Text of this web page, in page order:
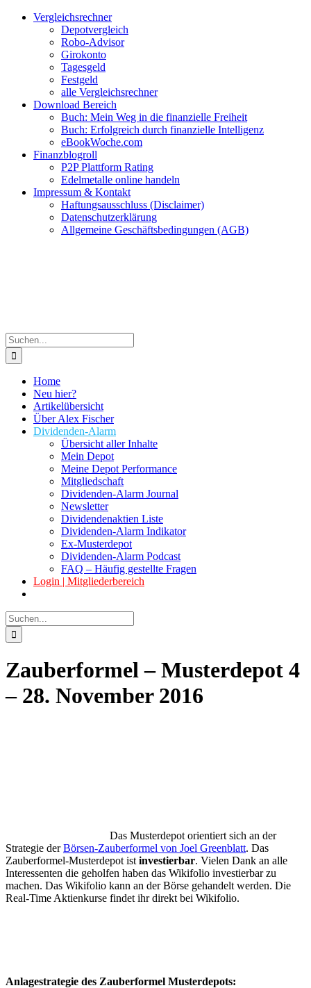
Zum
Facebook
Twitter
Instagram
Pinterest
YouTubeVergleichsrechner
Depotvergleich
Robo-Advisor
Girokonto
Tagesgeld
Festgeld
alle Vergleichsrechner
Download Bereich
Buch: Mein Weg in die finanzielle Freiheit
Buch: Erfolgreich durch finanzielle Intelligenz
eBookWoche.com
Finanzblogroll
P2P Plattform Rating
Edelmetalle online handeln
Impressum & Kontakt
Haftungsausschluss (Disclaimer)
Datenschutzerklärung
Allgemeine Geschäftsbedingungen (AGB)
Suche
nach:
Home
Neu hier?
Artikelübersicht
Über Alex Fischer
Dividenden-Alarm
Übersicht aller Inhalte
Mein Depot
Meine Depot Performance
Mitgliedschaft
Dividenden-Alarm Journal
Newsletter
Dividendenaktien Liste
Dividenden-Alarm Indikator
Ex-Musterdepot
Dividenden-Alarm Podcast
FAQ – Häufig gestellte Fragen
Login | Mitgliederbereich
Suche
nach:
Zauberformel – Musterdepot 4
– 28. November 2016
Das Musterdepot orientiert sich an der
Strategie derBörsen-Zauberformel von Joel Greenblatt. Das
Zauberformel-Musterdepot ist investierbar. Vielen Dank an alle
Interessenten die geholfen haben das Wikifolio investierbar zu
machen. Das Wikifolio kann an der Börse gehandelt werden. Die
Real-Time Aktienkurse findet ihr direkt bei Wikifolio.
Anlagestrategie des Zauberformel Musterdepots: